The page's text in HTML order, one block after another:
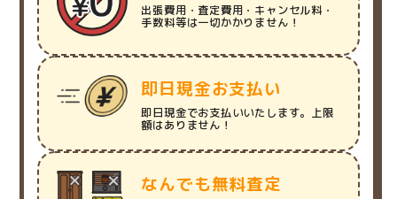
出張費用・査定費用・キャンセル料・
手数料等は一切かかりません！
即日現金お支払い
即日現金でお支払いいたします。上限
額はありません！
なんでも無料査定